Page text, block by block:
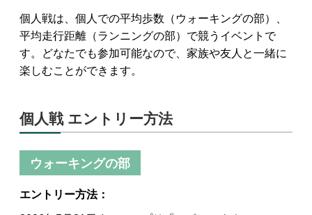
個人戦は、個人での平均歩数（ウォーキングの部）、
平均走行距離（ランニングの部）で競うイベントで
す。どなたでも参加可能なので、家族や友人と一緒に
楽しむことができます。
個人戦 エントリー方法
ウォーキングの部
エントリー方法：